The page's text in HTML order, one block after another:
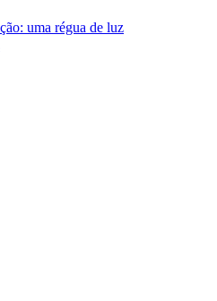
uma régua de luz